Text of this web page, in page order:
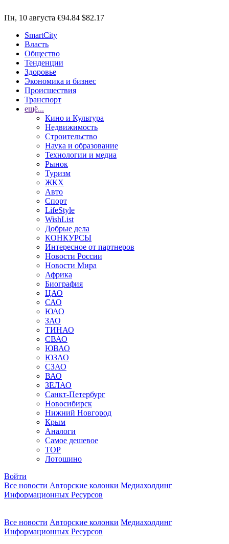
Пн, 10 августа €94.84 $82.17
SmartCity
Власть
Общество
Тенденции
Здоровье
Экономика и бизнес
Происшествия
Транспорт
ещё...
Кино и Культура
Недвижимость
Строительство
Наука и образование
Технологии и медиа
Рынок
Туризм
ЖКХ
Авто
Спорт
LifeStyle
WishList
Добрые дела
КОНКУРСЫ
Интересное от партнеров
Новости России
Новости Мира
Африка
Биография
ЦАО
САО
ЮАО
ЗАО
ТИНАО
СВАО
ЮВАО
ЮЗАО
СЗАО
ВАО
ЗЕЛАО
Санкт-Петербург
Новосибирск
Нижний Новгород
Крым
Аналоги
Самое дешевое
TOP
Лотошино
Войти
Все новости Авторские колонки Медиахолдинг
Информационных Ресурсов
Все новости Авторские колонки Медиахолдинг
Информационных Ресурсов